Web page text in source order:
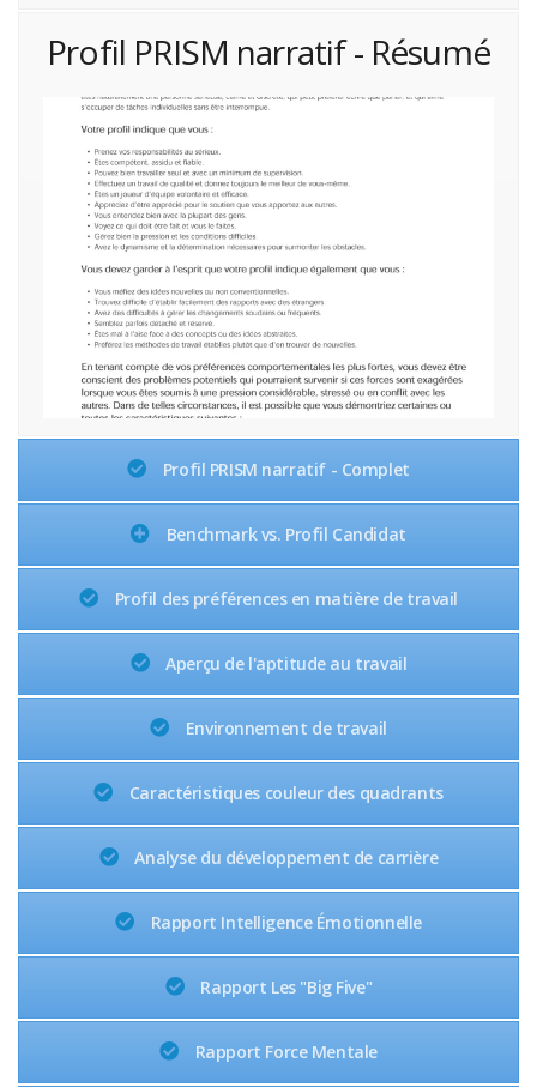
Profil PRISM narratif - Résumé
Profil PRISM narratif - Complet
Benchmark vs. Profil Candidat
Profil des préférences en matière de travail
Aperçu de l'aptitude au travail
Environnement de travail
Caractéristiques couleur des quadrants
Analyse du développement de carrière
Rapport Intelligence Émotionnelle
Rapport Les "Big Five"
Rapport Force Mentale